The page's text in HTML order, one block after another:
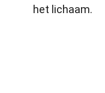
het lichaam.